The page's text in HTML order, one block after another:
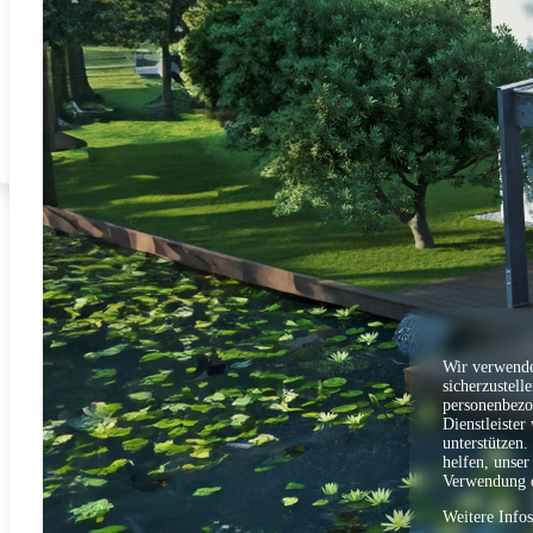
Wir
Dienstleister
helfen,
Verwendung
Weitere